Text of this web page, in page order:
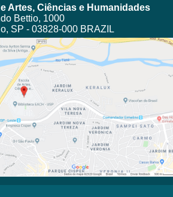
Artes, Ciências e Humanidades
Bettio, 1000
SP - 03828-000 BRAZIL